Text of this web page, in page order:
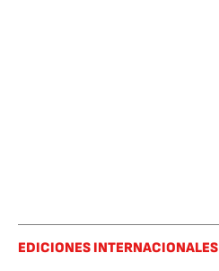
EDICIONES INTERNACIONALES